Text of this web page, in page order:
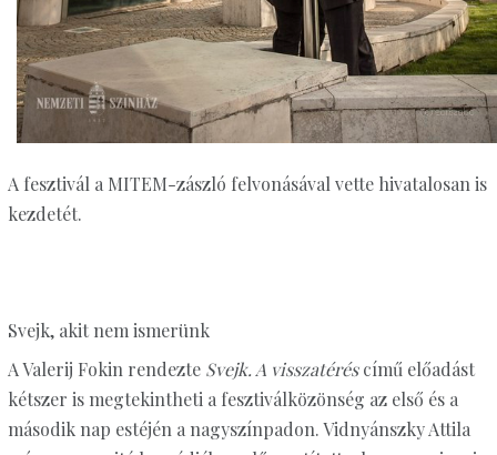
A fesztivál a MITEM-zászló felvonásával vette hivatalosan is
kezdetét.
Svejk, akit nem ismerünk
A Valerij Fokin rendezte Svejk. A visszatéréscímű előadást
kétszer is megtekintheti a fesztiválközönség az első és a
második nap estéjén a nagyszínpadon. Vidnyánszky Attila